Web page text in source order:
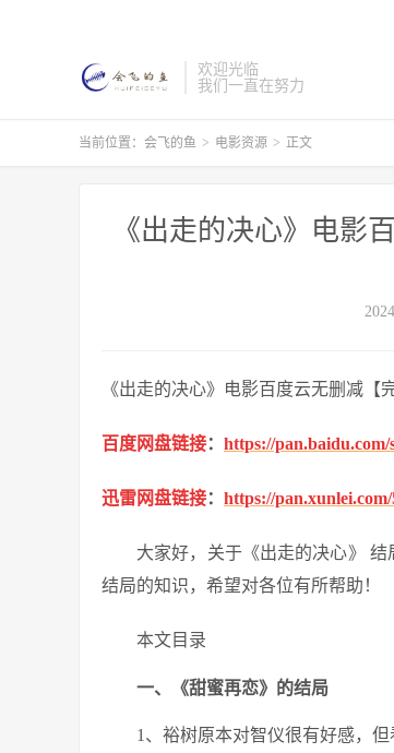
欢迎光临
我们一直在努力
当前位置： 会飞的鱼 > 电影资源 > 正文
《出走的决心》电影
《出走的决心》电影百度云无删减【
百度网盘链接： https://
迅雷网盘链接： https://
大家好，关于《出走的决心》
结局的知识，希望对各位有所帮助！
本文目录
一、《甜蜜再恋》的结局
1、裕树原本对智仪很有好感，